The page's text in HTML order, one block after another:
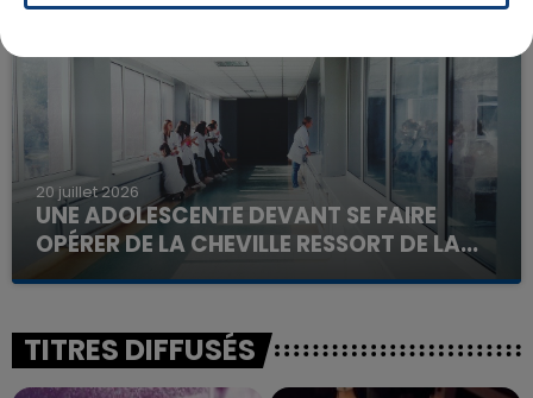
20 juillet 2026
UNE ADOLESCENTE DEVANT SE FAIRE
OPÉRER DE LA CHEVILLE RESSORT DE LA...
La famille a porté plainte contre la clinique qui a
excuses.
TITRES DIFFUSÉS